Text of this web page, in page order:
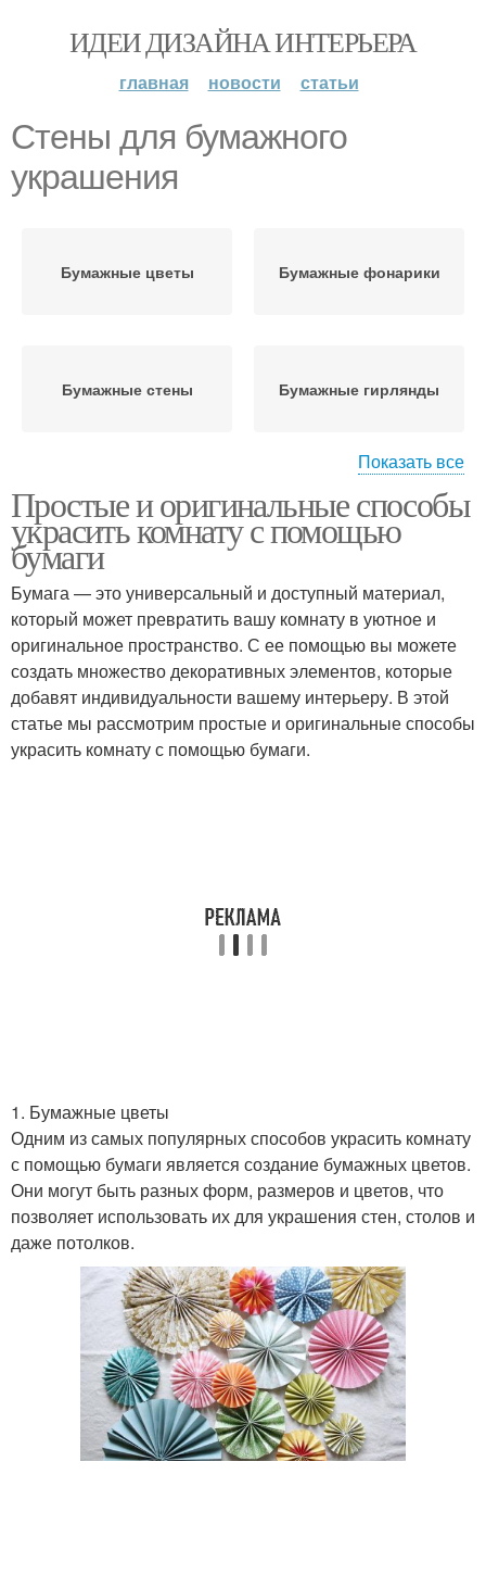
ИДЕИ ДИЗАЙНА ИНТЕРЬЕРА
главная новости статьи
Стены для бумажного
украшения
Бумажные цветы Бумажные фонарики
Бумажные стены Бумажные гирлянды
Бумажные украшения Украшения для стола
Идеи для украшения
Идеи для бумажного
декора
Материал для
украшения
Крафт-бумага для
бумажного творчества
Показать все
Простые и оригинальные способы
украсить комнату с помощью
бумаги
Бумага — это универсальный и доступный материал,
который может превратить вашу комнату в уютное и
оригинальное пространство. С ее помощью вы можете
создать множество декоративных элементов, которые
добавят индивидуальности вашему интерьеру. В этой
статье мы рассмотрим простые и оригинальные способы
украсить комнату с помощью бумаги.
1. Бумажные цветы
Одним из самых популярных способов украсить комнату
с помощью бумаги является создание бумажных цветов.
Они могут быть разных форм, размеров и цветов, что
позволяет использовать их для украшения стен, столов и
даже потолков.